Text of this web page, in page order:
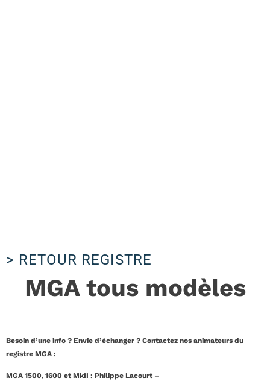
> RETOUR REGISTRE
MGA tous modèles
Besoin d’une info ? Envie d’échanger ? Contactez nos animateurs du
registre MGA :
MGA 1500, 1600 et MkII : Philippe Lacourt –